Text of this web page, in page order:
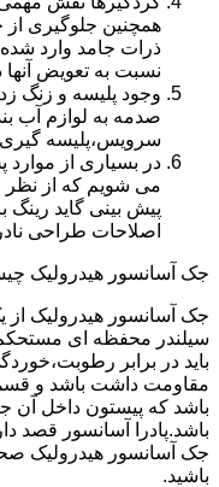
همچنین جلوگیری
ذرات جامد وارد شده
نسبت به تعویض
وجود پلیسه و زنگ
صدمه به لوازم آب
سرویس،پلیسه
در بسیاری از موارد
می شویم که از نظر
پیش بینی گاید
اصلاحات طراحی
جک آسانسور هیدرولیک
جک آسانسور هیدرولیک
سیلندر محفظه ای
باید در برابر
مقاومت داشت باشد و
باشد که پیستون داخل آن
باشد.پادرا آسانسور قصد
جک آسانسور هیدرولیک
باشید.